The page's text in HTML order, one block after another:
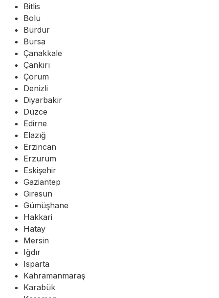
Bitlis
Bolu
Burdur
Bursa
Çanakkale
Çankırı
Çorum
Denizli
Diyarbakır
Düzce
Edirne
Elazığ
Erzincan
Erzurum
Eskişehir
Gaziantep
Giresun
Gümüşhane
Hakkari
Hatay
Mersin
Iğdır
Isparta
Kahramanmaraş
Karabük